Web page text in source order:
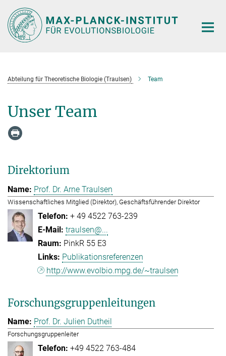
Hauptinhalt
Abteilung für Theoretische Biologie (Traulsen) Team
Unser Team
Direktorium
Prof. Dr. Arne Traulsen
Wissenschaftliches Mitglied (Direktor), Geschäftsführender Direktor
+ 49 4522 763-239
traulsen@...
PinkR 55 E3
Publikationsreferenzen
http://www.evolbio.mpg.de/~traulsen
Forschungsgruppenleitungen
Prof. Dr. Julien Dutheil
Forschungsgruppenleiter
+49 4522 763-484